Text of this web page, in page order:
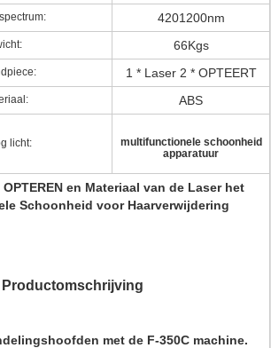
spectrum: 4201200nm
66Kgs
1 * Laser 2 * OPTEERT
ABS
licht:
multifunctionele schoonheid
apparatuur
en Materiaal van de Laser het
Schoonheid voor Haarverwijdering
Productomschrijving
met de F-350C machine.